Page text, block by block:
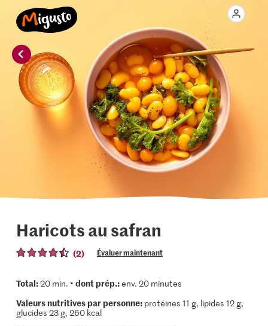
Haricots au safran
(2) Évaluer maintenant
Total:20 min. • dont prép.:env. 20 minutes
Valeurs nutritives par personne:protéines 11 g, lipides 12 g,
glucides 23 g, 260 kcal